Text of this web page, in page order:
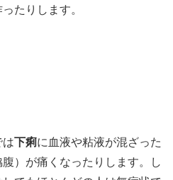
たりします。
は下痢に血液や粘液が混ざった
）が痛くなったりします。し